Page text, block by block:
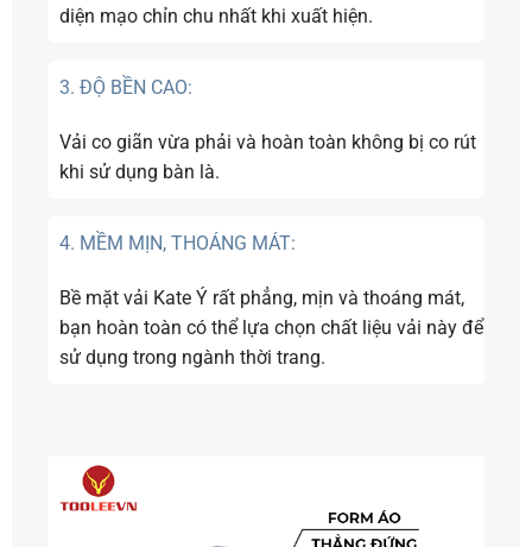
diện mạo chỉn chu nhất khi xuất hiện.
3. ĐỘ BỀN CAO:
Vải co giãn vừa phải và hoàn toàn không bị co rút
khi sử dụng bàn là.
4. MỀM MỊN, THOÁNG MÁT:
Bề mặt vải Kate Ý rất phẳng, mịn và thoáng mát,
bạn hoàn toàn có thể lựa chọn chất liệu vải này để
sử dụng trong ngành thời trang.